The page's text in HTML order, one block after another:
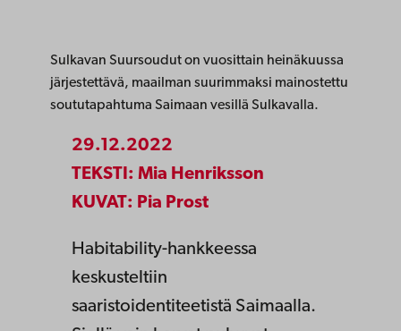
Sulkavan Suursoudut on vuosittain heinäkuussa
järjestettävä, maailman suurimmaksi mainostettu
soututapahtuma Saimaan vesillä Sulkavalla.
29.12.2022
TEKSTI: Mia Henriksson
KUVAT: Pia Prost
Habitability-hankkeessa
keskusteltiin
saaristoidentiteetistä Saimaalla.